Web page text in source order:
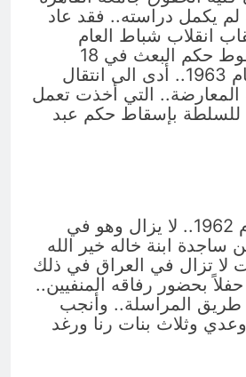
لكنه لم يكمل دراسته.. فقد عاد
انقلاب شباط العام
1963.. إلا إن سقوط حكم البعث في 18
تشرين الثاني العام 1963.. أدى الى انتقال
المعارضة.. التي أخذت تعمل
للسلطة بإسقاط حكم عبد
أحتفل صدام العام 1962.. لا يزال وهو في
ساجدة ابنة خاله خير الله
لا تزال في العراق في ذلك
بحضور رفاقه المنفيين..
طريق المراسلة.. وأنجب
وثلاث بنات رنا ورغد